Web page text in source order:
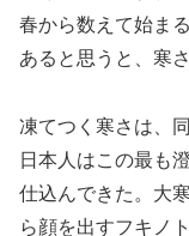
春から数えて始ま
あると思うと、寒
凍てつく寒さは、
日本人はこの最も
仕込んできた。大
ら顔を出すフキノ